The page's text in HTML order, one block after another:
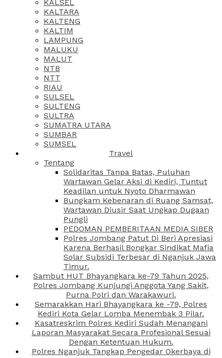
KALSEL
KALTARA
KALTENG
KALTIM
LAMPUNG
MALUKU
MALUT
NTB
NTT
RIAU
SULSEL
SULTENG
SULTRA
SUMATRA UTARA
SUMBAR
SUMSEL
Travel
Tentang
Solidaritas Tanpa Batas, Puluhan
Wartawan Gelar Aksi di Kediri, Tuntut
Keadilan untuk Nyoto Dharmawan
Bungkam Kebenaran di Ruang Samsat,
Wartawan Diusir Saat Ungkap Dugaan
Pungli
PEDOMAN PEMBERITAAN MEDIA SIBER
Polres Jombang Patut Di Beri Apresiasi
Karena Berhasil Bongkar Sindikat Mafia
Solar Subsidi Terbesar di Nganjuk Jawa
Timur.
Sambut HUT Bhayangkara ke-79 Tahun 2025,
Polres Jombang Kunjungi Anggota Yang Sakit,
Purna Polri dan Warakawuri.
Semarakkan Hari Bhayangkara ke -79, Polres
Kediri Kota Gelar Lomba Menembak 3 Pilar.
Kasatreskrim Polres Kediri Sudah Menangani
Laporan Masyarakat Secara Profesional Sesuai
Dengan Ketentuan Hukum.
Polres Nganjuk Tangkap Pengedar Okerbaya di